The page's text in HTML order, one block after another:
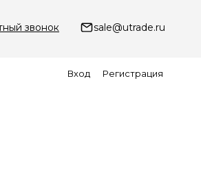
звонок sale@utrade.ru
Вход Регистрация